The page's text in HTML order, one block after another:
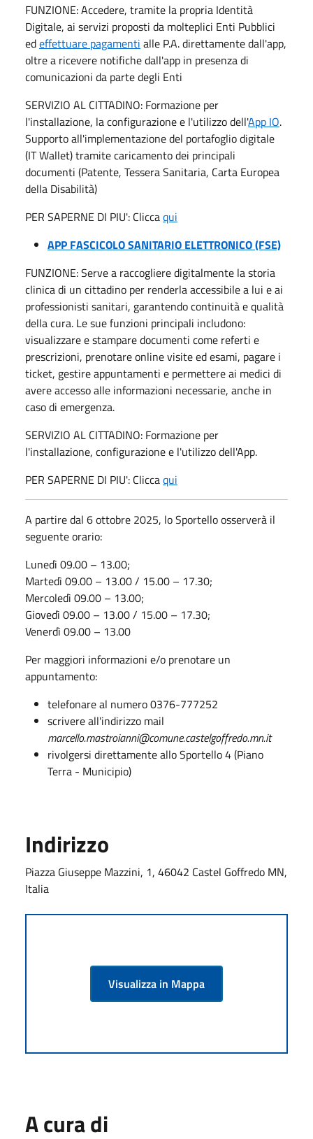
FUNZIONE: Accedere, tramite la propria Identità
Digitale, ai servizi proposti da molteplici Enti Pubblici
edeffettuare pagamenti alle P.A. direttamente dall'app,
oltre a ricevere notifiche dall'app in presenza di
comunicazioni da parte degli Enti
SERVIZIO AL CITTADINO: Formazione per
l'installazione, la configurazione e l'utilizzo dell'App IO.
Supporto all'implementazione del portafoglio digitale
(IT Wallet) tramite caricamento dei principali
documenti (Patente, Tessera Sanitaria, Carta Europea
della Disabilità)
PER SAPERNE DI PIU': Cliccaqui
APP FASCICOLO SANITARIO ELETTRONICO (FSE)
FUNZIONE: Serve a raccogliere digitalmente la storia
clinica di un cittadino per renderla accessibile a lui e ai
professionisti sanitari, garantendo continuità e qualità
della cura. Le sue funzioni principali includono:
visualizzare e stampare documenti come referti e
prescrizioni, prenotare online visite ed esami, pagare i
ticket, gestire appuntamenti e permettere ai medici di
avere accesso alle informazioni necessarie, anche in
caso di emergenza.
SERVIZIO AL CITTADINO: Formazione per
l'installazione, configurazione e l'utilizzo dell'App.
PER SAPERNE DI PIU': Cliccaqui
A partire dal 6 ottobre 2025, lo Sportello osserverà il
seguente orario:
Lunedì 09.00 – 13.00;
Martedì 09.00 – 13.00 / 15.00 – 17.30;
Mercoledì 09.00 – 13.00;
Giovedì 09.00 – 13.00 / 15.00 – 17.30;
Venerdì 09.00 – 13.00
Per maggiori informazioni e/o prenotare un
appuntamento:
telefonare al numero 0376-777252
scrivere all'indirizzo mail
marcello.mastroianni@comune.castelgoffredo.mn.it
rivolgersi direttamente allo Sportello 4 (Piano
Terra - Municipio)
Indirizzo
Piazza Giuseppe Mazzini, 1, 46042 Castel Goffredo MN,
Italia
Visualizza in Mappa
A cura di